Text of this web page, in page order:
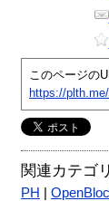
このページの
https://
関連カテゴリ
PH